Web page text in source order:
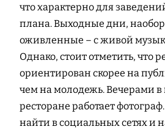
что характерно для
плана. Выходные дни,
оживленные – с живой
Однако, стоит отметить, что
ориентирован скорее на
чем на молодежь. Вечерами
ресторане работает
найти в социальных сетях и